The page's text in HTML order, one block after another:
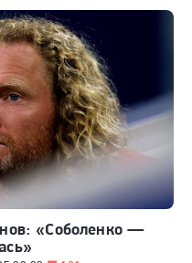
«Соболенко —